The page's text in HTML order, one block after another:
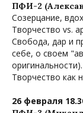
ПФИ-2
Созерцание,
Творчество vs.
Свобода, дар и
себе, о своем
оригинальности).
Творчество как
26 февраля